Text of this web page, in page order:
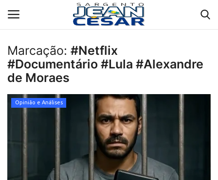
Contato
Propostas e Projetos
Marcação: #Netflix
#Documentário #Lula #Alexandre
de Moraes
Opinião e Análises